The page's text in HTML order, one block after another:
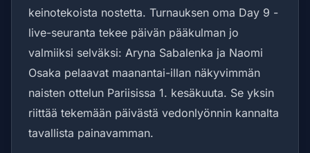
keinotekoista nostetta. Turnauksen oma Day 9 -
live-seuranta tekee päivän pääkulman jo
valmiiksi selväksi: Aryna Sabalenka ja Naomi
Osaka pelaavat maanantai-illan näkyvimmän
naisten ottelun Pariisissa 1. kesäkuuta. Se yksin
riittää tekemään päivästä vedonlyönnin kannalta
tavallista painavamman.